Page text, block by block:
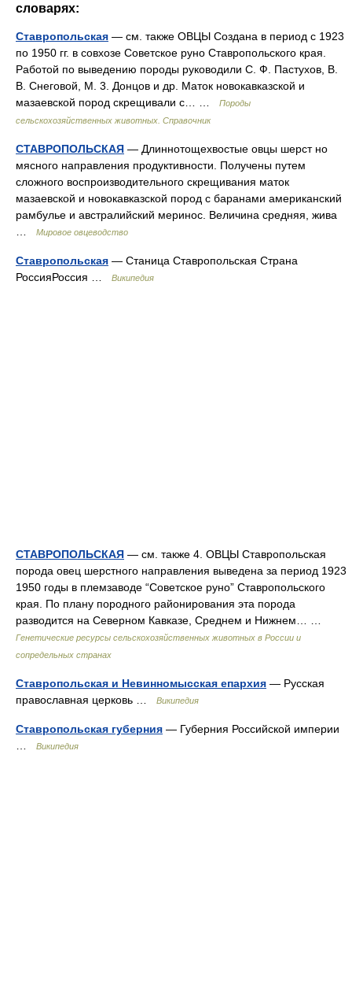
словарях:
Ставропольская — см. также ОВЦЫ Создана в период с 1923
по 1950 гг. в совхозе Советское руно Ставропольского края.
Работой по выведению породы руководили С. Ф. Пастухов, В.
В. Снеговой, М. 3. Донцов и др. Маток новокавказской и
мазаевской пород скрещивали с… …
Породы
сельскохозяйственных животных. Справочник
СТАВРОПОЛЬСКАЯ — Длиннотощехвостые овцы шерст но
мясного направления продуктивности. Получены путем
сложного воспроизводительного скрещивания маток
мазаевской и новокавказской пород с баранами американский
рамбулье и австралийский меринос. Величина средняя, жива
Мировое овцеводство
Ставропольская — Станица Ставропольская Страна
РоссияРоссия …
Википедия
СТАВРОПОЛЬСКАЯ — см. также 4. ОВЦЫ Ставропольская
порода овец шерстного направления выведена за период 1923
1950 годы в племзаводе “Советское руно” Ставропольского
края. По плану породного районирования эта порода
разводится на Северном Кавказе, Среднем и Нижнем… …
Генетические ресурсы сельскохозяйственных животных в России и
сопредельных странах
Ставропольская и Невинномысская епархия — Русская
православная церковь …
Википедия
Ставропольская губерния — Губерния Российской империи
Википедия